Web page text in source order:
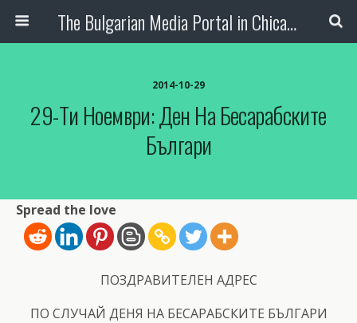
The Bulgarian Media Portal in Chicago
2014-10-29
29-Ти Ноември: Ден На Бесарабските
Българи
Spread the love
ПОЗДРАВИТЕЛЕН АДРЕС
ПО СЛУЧАЙ ДЕНЯ НА БЕСАРАБСКИТЕ БЪЛГАРИ